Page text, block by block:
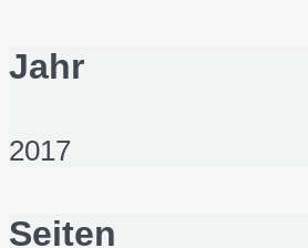
Jahr
2017
Seiten